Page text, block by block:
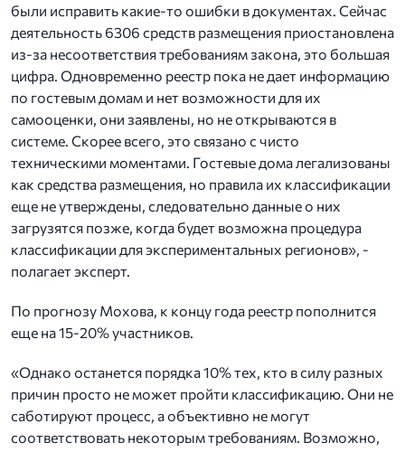
были исправить какие-то ошибки в документах. Сейчас
деятельность 6306 средств размещения приостановлена
из-за несоответствия требованиям закона, это большая
цифра. Одновременно реестр пока не дает информацию
по гостевым домам и нет возможности для их
самооценки, они заявлены, но не открываются в
системе. Скорее всего, это связано с чисто
техническими моментами. Гостевые дома легализованы
как средства размещения, но правила их классификации
еще не утверждены, следовательно данные о них
загрузятся позже, когда будет возможна процедура
классификации для экспериментальных регионов», -
полагает эксперт.
По прогнозу Мохова, к концу года реестр пополнится
еще на 15-20% участников.
«Однако останется порядка 10% тех, кто в силу разных
причин просто не может пройти классификацию. Они не
саботируют процесс, а объективно не могут
соответствовать некоторым требованиям. Возможно,